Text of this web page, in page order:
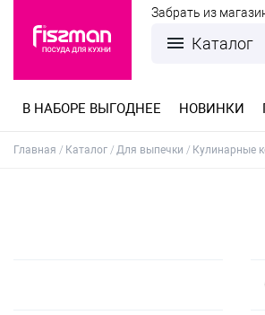
Каталог
Забрать из
В НАБОРЕ ВЫГОДНЕЕ НОВИНКИ
Главная Каталог Для выпечки Кулинарные